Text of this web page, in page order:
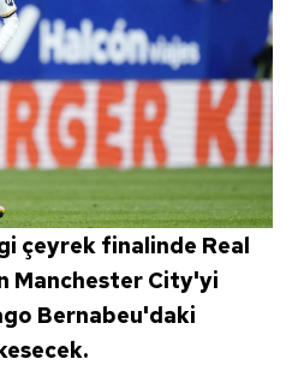
çeyrek finalinde Real
Manchester City'yi
Bernabeu'daki